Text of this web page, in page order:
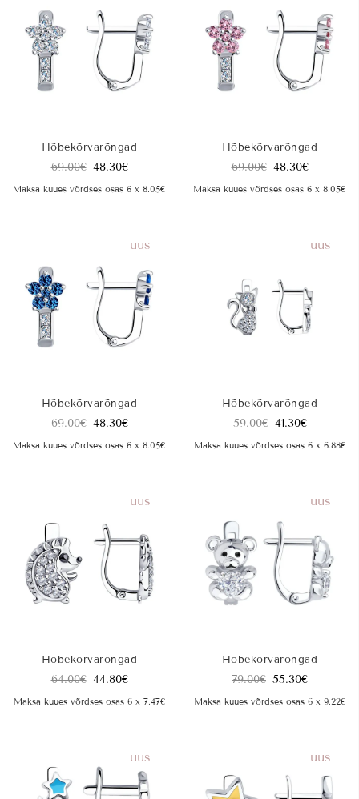
Hõbekõrvarõngad
69.00€ 48.30€
Maksa kuues võrdses osas 6 x 8.05€
Hõbekõrvarõngad
69.00€ 48.30€
Maksa kuues võrdses osas 6 x 8.05€
uus
Hõbekõrvarõngad
69.00€ 48.30€
Maksa kuues võrdses osas 6 x 8.05€
uus
Hõbekõrvarõngad
59.00€ 41.30€
Maksa kuues võrdses osas 6 x 6.88€
uus
Hõbekõrvarõngad
64.00€ 44.80€
Maksa kuues võrdses osas 6 x 7.47€
uus
Hõbekõrvarõngad
79.00€ 55.30€
Maksa kuues võrdses osas 6 x 9.22€
uus uus